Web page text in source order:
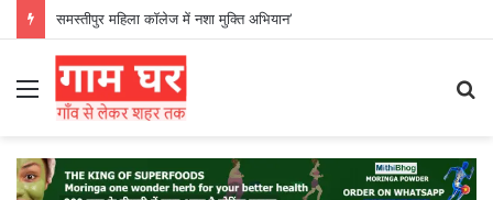
समस्तीपुर महिला कॉलेज में नशा मुक्ति अभियान’
Menu